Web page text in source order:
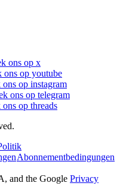
ons op x
ons op youtube
ons op instagram
ons op telegram
op threads
Abonnementbedingungen
and the Google Privacy